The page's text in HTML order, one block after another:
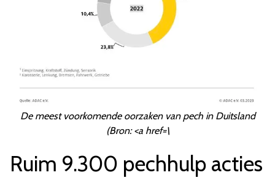
De meest voorkomende oorzaken van pech in Duitsland
(Bron: <a href=\
Ruim 9.300 pechhulp acties